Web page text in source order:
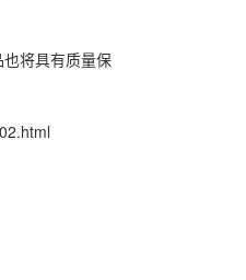
将具有质量保